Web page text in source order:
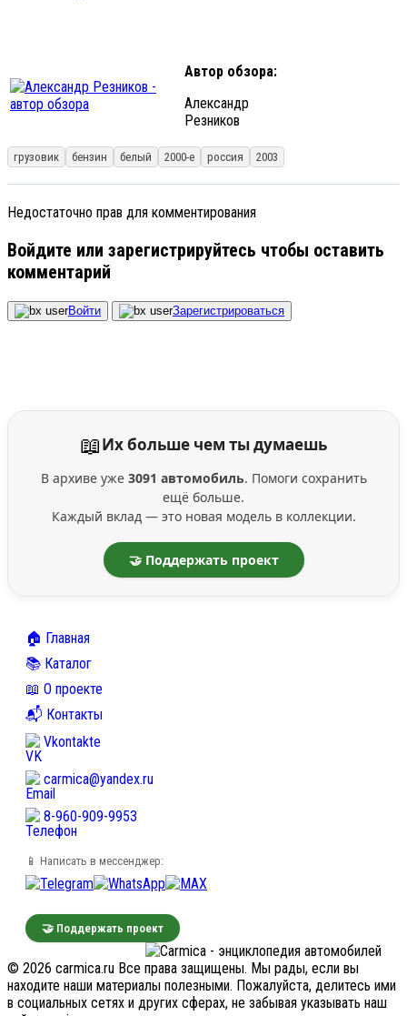
Автор обзора:
Александр
Резников
грузовик бензин белый 2000-е россия 2003
Недостаточно прав для комментирования
Войдите или зарегистрируйтесь чтобы оставить
комментарий
Войти Зарегистрироваться
📖Их больше чем ты думаешь
В архиве уже 3091 автомобиль. Помоги сохранить
ещё больше.
Каждый вклад — это новая модель в коллекции.
🤝 Поддержать проект
🏠 Главная
📚 Каталог
📖 О проекте
📬 Контакты
Vkontakte
carmica@yandex.ru
8-960-909-9953
📱 Написать в мессенджер:
🤝 Поддержать проект
© 2026 carmica.ru Все права защищены. Мы рады, если вы
находите наши материалы полезными. Пожалуйста, делитесь ими
в социальных сетях и других сферах, не забывая указывать наш